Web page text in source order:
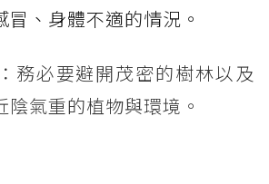
、身體不適的情況。
務必要避開茂密的樹林以及
氣重的植物與環境。